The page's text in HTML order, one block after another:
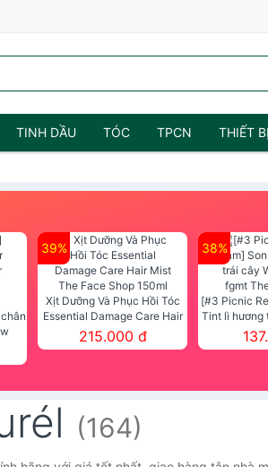
TINH DẦU TÓC TPCN THIẾT
39%
Xịt Dưỡng Và Phục Hồi Tóc
Essential Damage Care Hair
Mist The Face Shop 150ml
215.000 đ
38%
[#3 Picnic
Tint lì hương
Tint fgmt
(164)